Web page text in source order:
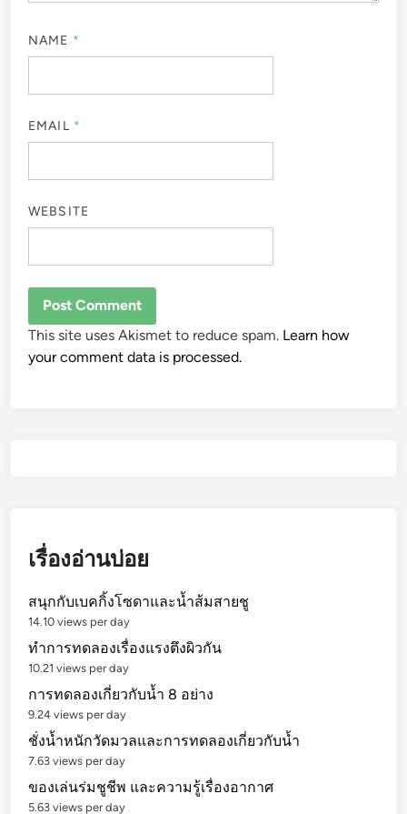
NAME *
EMAIL *
WEBSITE
This site uses Akismet to reduce spam. Learn how
your comment data is processed.
เรื่องอ่านบ่อย
สนุกกับเบคกิ้งโซดาและน้ำส้มสายชู
14.10 views per day
ทำการทดลองเรื่องแรงตึงผิวกัน
10.21 views per day
การทดลองเกี่ยวกับน้ำ 8 อย่าง
9.24 views per day
ชั่งน้ำหนักวัดมวลและการทดลองเกี่ยวกับน้ำ
7.63 views per day
ของเล่นร่มชูชีพ และความรู้เรื่องอากาศ
5.63 views per day